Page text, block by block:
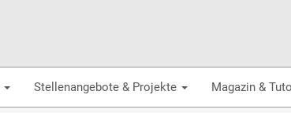
Stellenangebote & Projekte Magazin &